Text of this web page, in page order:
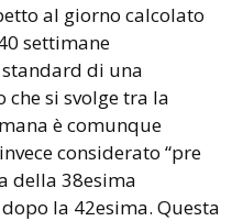
al giorno calcolato
settimane
di una
si svolge tra la
è comunque
considerato “pre
della 38esima
la 42esima. Questa